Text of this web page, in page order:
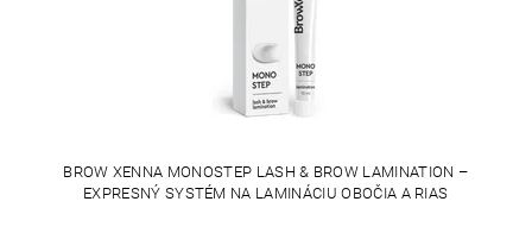
BROW XENNA MONOSTEP LASH & BROW LAMINATION –
EXPRESNÝ SYSTÉM NA LAMINÁCIU OBOČIA A RIAS